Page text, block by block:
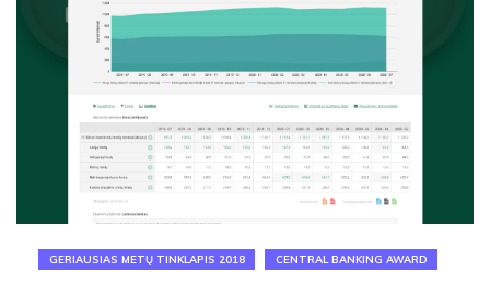
GERIAUSIAS METŲ TINKLAPIS 2018 CENTRAL BANKING AWARD